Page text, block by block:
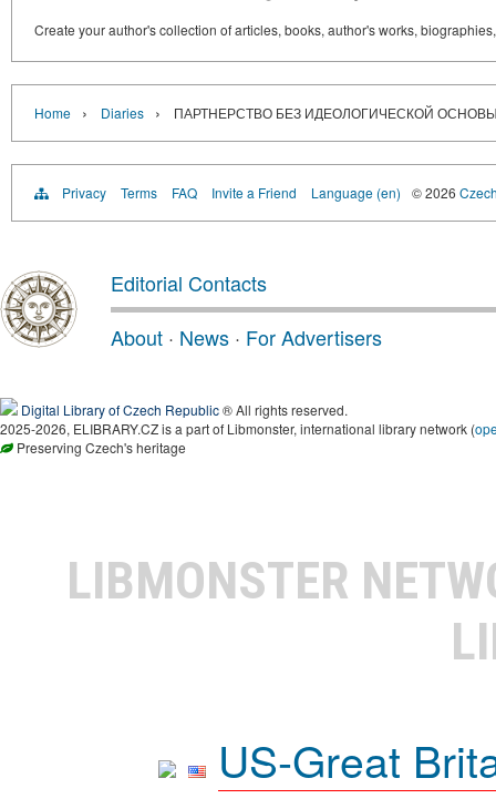
Create your author's collection of articles, books, author's works,
Home › Diaries › ПАРТНЕРСТВО БЕЗ ИДЕОЛОГИЧЕСКОЙ
Privacy Terms FAQ Invite a Friend Language (en) © 2026
Editorial Contacts
About · News · For Advertisers
Digital Library of Czech Republic® All rights reserved.
2025-2026, ELIBRARY.CZ is a part of Libmonster, international library network (
Preserving Czech's heritage
LIBMONSTER
US-Great